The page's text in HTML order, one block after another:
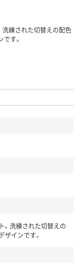
練された切替えの配色
す。
。洗練された切替えの
インです。